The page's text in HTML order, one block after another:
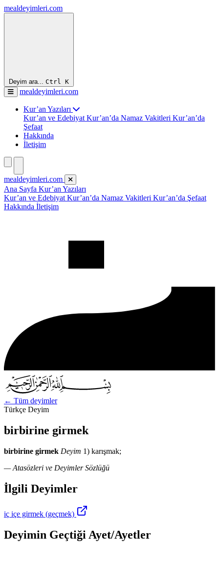
mealdeyimleri.com
Deyim ara... Ctrl K
mealdeyimleri.com
Kur’an Yazıları
Kur’an ve Edebiyat Kur’an’da Namaz Vakitleri Kur’an’da
Şefaat
Hakkında
İletişim
mealdeyimleri.com
Ana Sayfa Kur’an Yazıları
Kur’an ve Edebiyat Kur’an’da Namaz Vakitleri Kur’an’da Şefaat
Hakkında İletişim
← Tüm deyimler
Türkçe Deyim
birbirine girmek
birbirine girmek Deyim 1) karışmak;
— Atasözleri ve Deyimler Sözlüğü
İlgili Deyimler
iç içe girmek (geçmek)
Deyimin Geçtiği Ayet/Ayetler